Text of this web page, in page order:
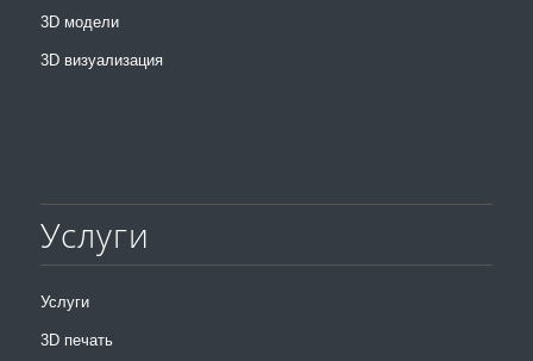
3D модели
3D визуализация
Услуги
Услуги
3D печать